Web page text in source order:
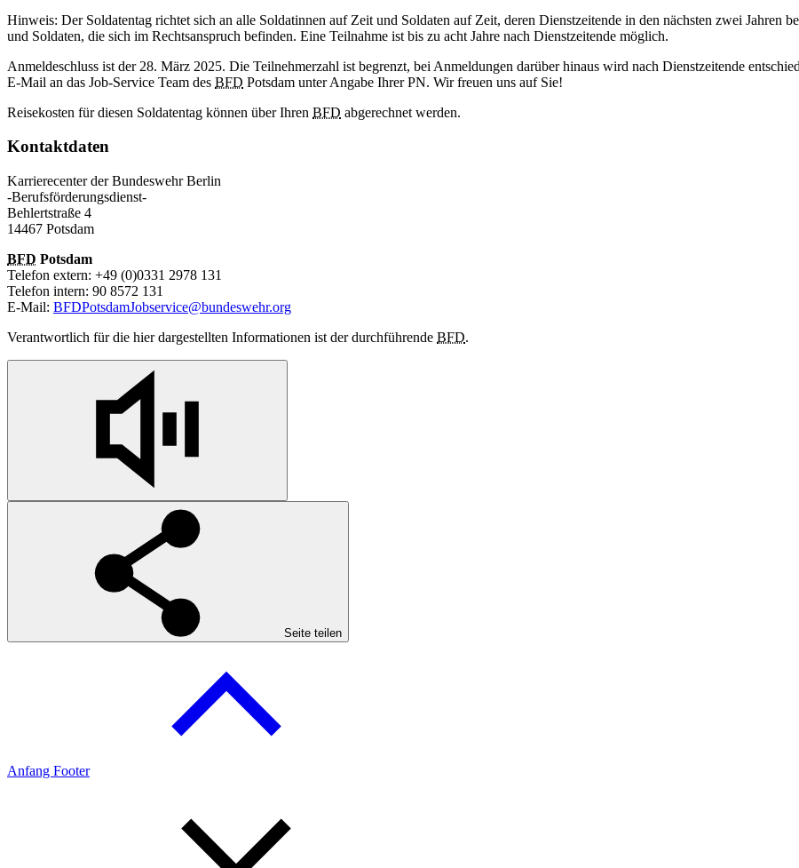
Hinweis: Der Soldatentag richtet sich an alle Soldatinnen auf Zeit und Soldaten auf Zeit, deren Dienstzeitende in den nächsten zwei Jahren
und Soldaten, die sich im Rechtsanspruch befinden. Eine Teilnahme ist bis zu acht Jahre nach Dienstzeitende möglich.
Anmeldeschluss ist der 28. März 2025. Die Teilnehmerzahl ist begrenzt, bei Anmeldungen darüber hinaus wird nach Dienstzeitende
E-Mail an das Job-Service Team des BFD Potsdam unter Angabe Ihrer PN. Wir freuen uns auf Sie!
Reisekosten für diesen Soldatentag können über Ihren BFD abgerechnet werden.
Kontaktdaten
Karrierecenter der Bundeswehr Berlin
-Berufsförderungsdienst-
Behlertstraße 4
14467 Potsdam
BFD Potsdam
Telefon extern: +49 (0)0331 2978 131
Telefon intern: 90 8572 131
E-Mail: BFDPotsdamJobservice@bundeswehr.org
Verantwortlich für die hier dargestellten Informationen ist der durchführende BFD.
Seite teilen
Anfang Footer